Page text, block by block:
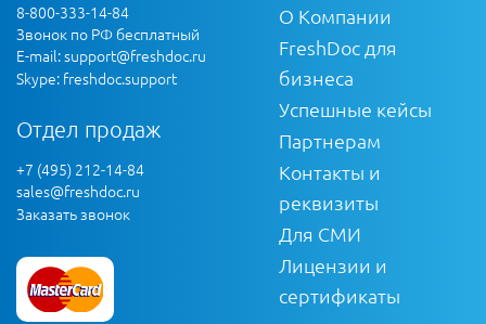
8-800-333-14-84
Звонок по РФ бесплатный
E-mail:support@freshdoc.ru
Skype: freshdoc.support
Отдел продаж
+7 (495) 212-14-84
sales@freshdoc.ru
Заказать звонок
О Компании
FreshDoc для
бизнеса
Успешные кейсы
Партнерам
Контакты и
реквизиты
Для СМИ
Лицензии и
сертификаты